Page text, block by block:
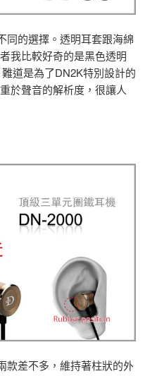
同的選擇。透明耳套跟海綿
我比較好奇的是黑色透明
道是為了DN2K特別設計的
於聲音的解析度，很讓人
款差不多，維持著柱狀的外